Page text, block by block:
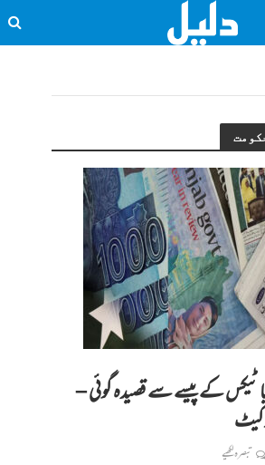
ٹیکس کے پیسے سے قصیدہ گوئی –
تبصرہ لکھیے